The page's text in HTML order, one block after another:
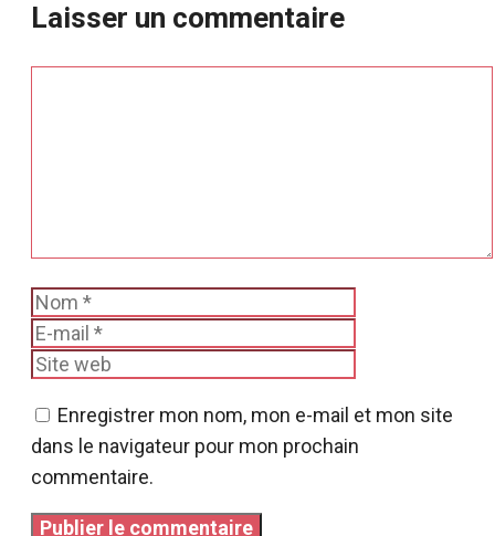
Laisser un commentaire
Nom
Enregistrer mon nom, mon e-mail et mon site
dans le navigateur pour mon prochain
commentaire.